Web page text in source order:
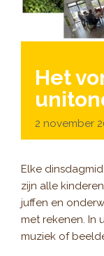
Het
2 november
Elke
zijn alle
juffen en
met rekenen. In
muziek of